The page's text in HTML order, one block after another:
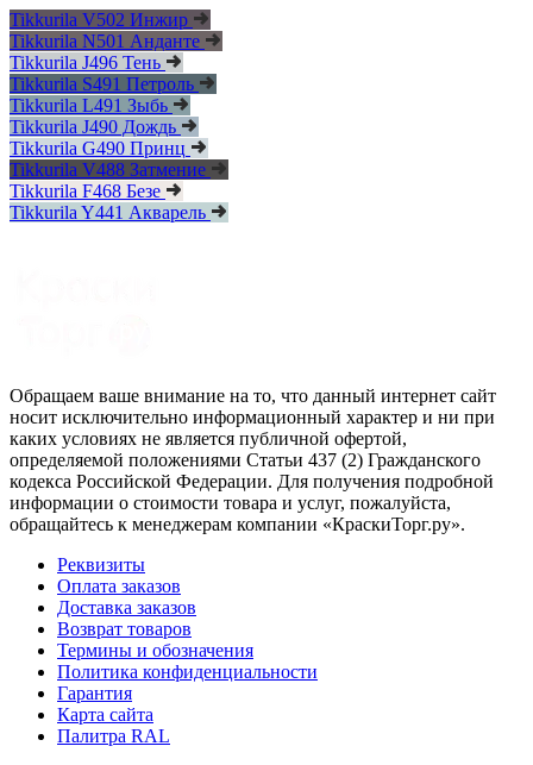
Tikkurila V502 Инжир
Tikkurila N501 Анданте
Tikkurila J496 Тень
Tikkurila S491 Петроль
Tikkurila L491 Зыбь
Tikkurila J490 Дождь
Tikkurila G490 Принц
Tikkurila V488 Затмение
Tikkurila F468 Безе
Tikkurila Y441 Акварель
Обращаем ваше внимание на то, что данный интернет сайт
носит исключительно информационный характер и ни при
каких условиях не является публичной офертой,
определяемой положениями Статьи 437 (2) Гражданского
кодекса Российской Федерации. Для получения подробной
информации о стоимости товара и услуг, пожалуйста,
обращайтесь к менеджерам компании «КраскиТорг.ру».
Реквизиты
Оплата заказов
Доставка заказов
Возврат товаров
Термины и обозначения
Политика конфиденциальности
Гарантия
Карта сайта
Палитра RAL